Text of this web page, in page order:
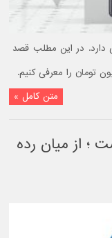
دارد. در این مطلب قصد
متن کامل »
در راه است ؛ از میان رده